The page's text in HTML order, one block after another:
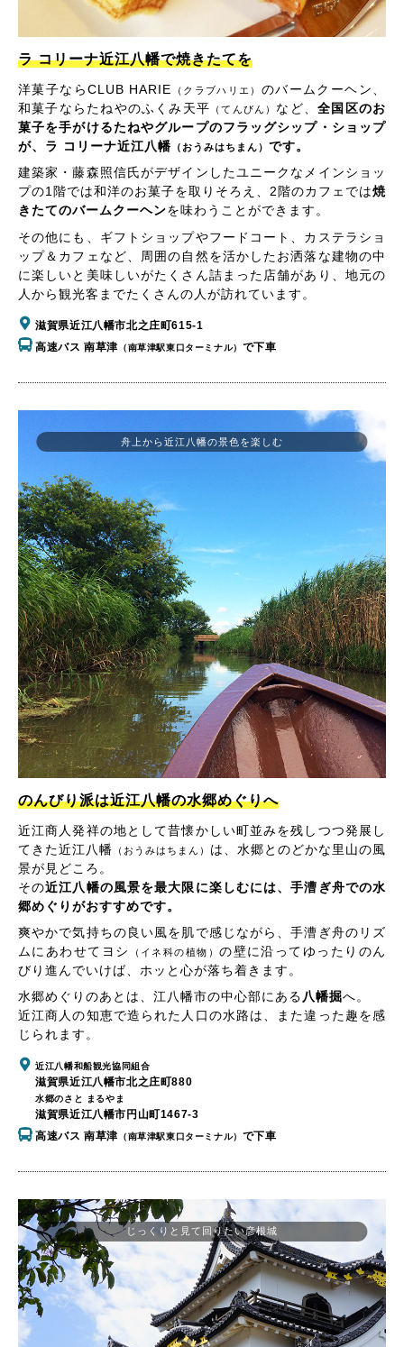
ラ コリーナ近江八幡で焼きたてを
洋菓子ならCLUB HARIE （クラブハリエ） のバームクーヘン、
和菓子ならたねやのふくみ天平 （てんびん） など、全国区のお
菓子を手がけるたねやグループのフラッグシップ・ショップ
が、ラ コリーナ近江八幡 （おうみはちまん） です。
建築家・藤森照信氏がデザインしたユニークなメインショッ
プの1階では和洋のお菓子を取りそろえ、2階のカフェでは焼
きたてのバームクーヘンを味わうことができます。
その他にも、ギフトショップやフードコート、カステラショ
ップ＆カフェなど、周囲の自然を活かしたお洒落な建物の中
に楽しいと美味しいがたくさん詰まった店舗があり、地元の
人から観光客までたくさんの人が訪れています。
滋賀県近江八幡市北之庄町615-1
高速バス 南草津 （南草津駅東口ターミナル） で下車
のんびり派は近江八幡の水郷めぐりへ
近江商人発祥の地として昔懐かしい町並みを残しつつ発展し
てきた近江八幡 （おうみはちまん） は、水郷とのどかな里山の風
景が見どころ。
その近江八幡の風景を最大限に楽しむには、手漕ぎ舟での水
郷めぐりがおすすめです。
爽やかで気持ちの良い風を肌で感じながら、手漕ぎ舟のリズ
ムにあわせてヨシ
（イネ科の植物）の壁に沿ってゆったりのん
びり進んでいけば、ホッと心が落ち着きます。
水郷めぐりのあとは、江八幡市の中心部にある八幡掘へ。
近江商人の知恵で造られた人口の水路は、また違った趣を感
じられます。
近江八幡和船観光協同組合
滋賀県近江八幡市北之庄町880
水郷のさと まるやま
滋賀県近江八幡市円山町1467-3
高速バス 南草津 （南草津駅東口ターミナル） で下車
舟上から近江八幡の景色を楽しむ
じっくりと見て回りたい彦根城